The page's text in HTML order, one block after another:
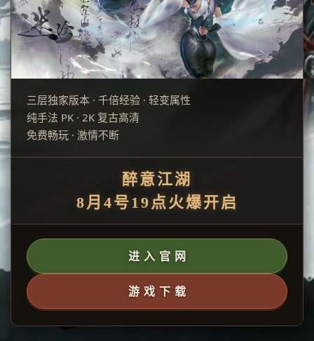
三层独家版本 · 千倍经验 · 轻变属性
纯手法 PK · 2K 复古高清
免费畅玩 · 激情不断
醉意江湖
8月4号19点火爆开启
进 入 官 网
游 戏 下 载